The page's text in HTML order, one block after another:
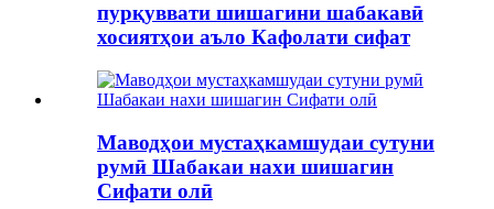
пурқуввати шишагини шабакавӣ
хосиятҳои аъло Кафолати сифат
Маводҳои мустаҳкамшудаи сутуни
румӣ Шабакаи нахи шишагин
Сифати олӣ